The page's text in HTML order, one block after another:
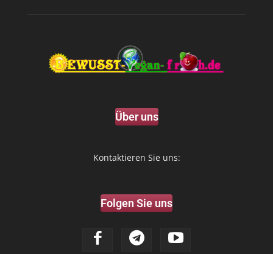
Über uns
Kontaktieren Sie uns:
Folgen Sie uns